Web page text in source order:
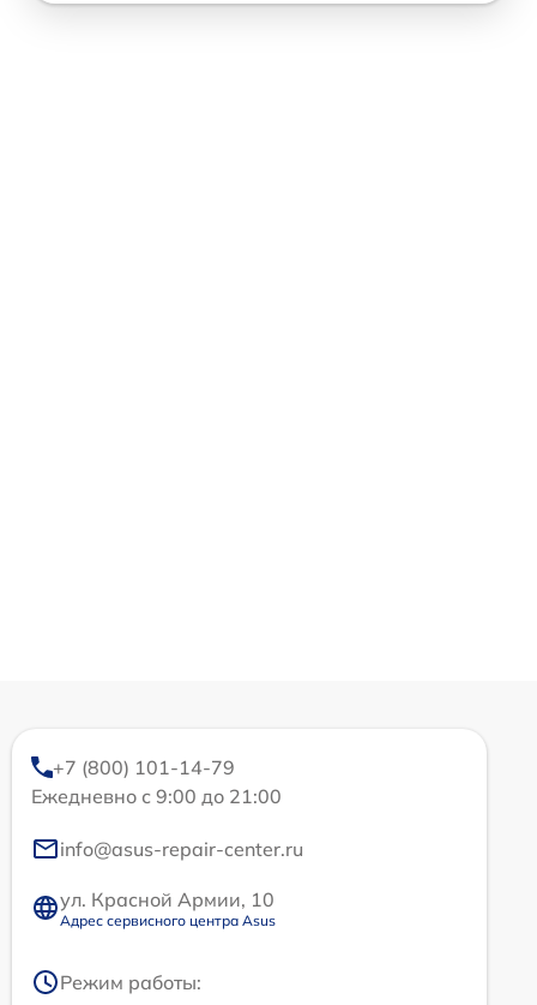
+7 (800) 101-14-79
Ежедневно с 9:00 до 21:00
info@asus-repair-center.ru
ул. Красной Армии, 10
Адрес сервисного центра Asus
Режим работы: